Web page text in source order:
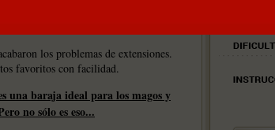
con tener una baraja adecuada para
Lefty es la ideal para ti!
los problemas de extensiones.
favoritos con facilidad.
una baraja ideal para los magos y
no sólo es eso...